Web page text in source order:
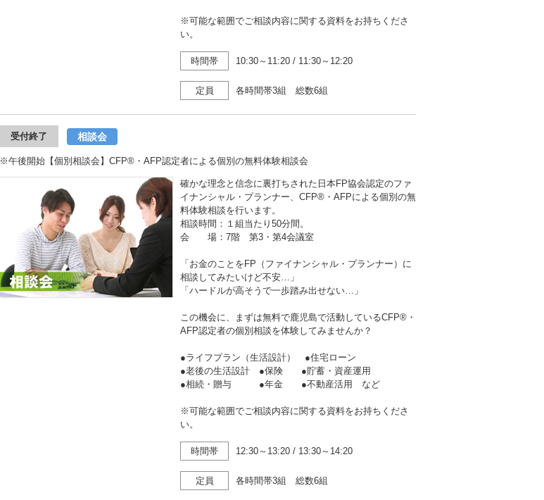
※可能な範囲でご相談内容に関する資料をお持ちくださ
い。
時間帯 10:30～11:20 / 11:30～12:20
定員 各時間帯3組 総数6組
受付終了 相談会
※午後開始【個別相談会】CFP®・AFP認定者による個別の無料体験相談会
確かな理念と信念に裏打ちされた日本FP協会認定のファ
イナンシャル・プランナー、CFP®・AFPによる個別の無
料体験相談を行います。
相談時間：１組当たり50分間。
会 場：7階 第3・第4会議室
「お金のことをFP（ファイナンシャル・プランナー）に
相談してみたいけど不安…」
「ハードルが高そうで一歩踏み出せない…」
この機会に、まずは無料で鹿児島で活動しているCFP®・
AFP認定者の個別相談を体験してみませんか？
●ライフプラン（生活設計） ●住宅ローン
●老後の生活設計 ●保険 ●貯蓄・資産運用
●相続・贈与 ●年金 ●不動産活用 など
※可能な範囲でご相談内容に関する資料をお持ちくださ
い。
時間帯 12:30～13:20 / 13:30～14:20
定員 各時間帯3組 総数6組